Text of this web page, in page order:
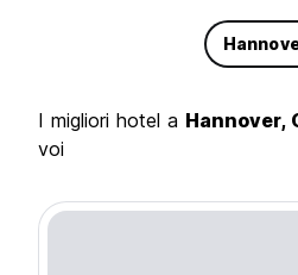
I migliori hotel a Hannover,
voi